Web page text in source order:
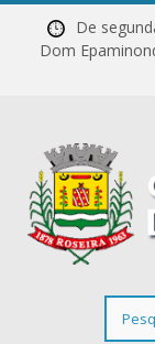
De
Dom
por: